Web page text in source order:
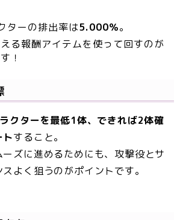
ターの排出率は5.000％。
る報酬アイテムを使って回すのが
！
クターを最低1体、できれば2体確
すること。
ズに進めるためにも、攻撃役とサ
よく狙うのがポイントです。